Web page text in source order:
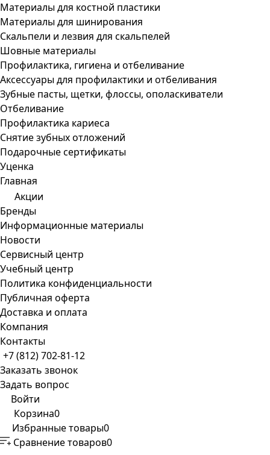
Материалы для костной пластики
Материалы для шинирования
Скальпели и лезвия для скальпелей
Шовные материалы
Профилактика, гигиена и отбеливание
Аксессуары для профилактики и отбеливания
Зубные пасты, щетки, флоссы, ополаскиватели
Отбеливание
Профилактика кариеса
Снятие зубных отложений
Подарочные сертификаты
Уценка
Главная
Акции
Бренды
Информационные материалы
Новости
Сервисный центр
Учебный центр
Политика конфиденциальности
Публичная оферта
Доставка и оплата
Компания
Контакты
+7 (812) 702-81-12
Заказать звонок
Задать вопрос
Войти
Корзина0
Избранные товары0
Сравнение товаров0